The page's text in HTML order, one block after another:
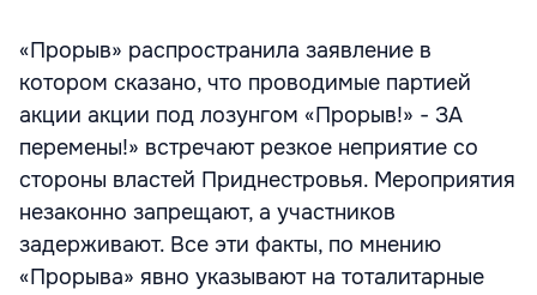
«Прорыв» распространила заявление в
котором сказано, что проводимые партией
акции акции под лозунгом «Прорыв!» - ЗА
перемены!» встречают резкое неприятие со
стороны властей Приднестровья. Мероприятия
незаконно запрещают, а участников
задерживают. Все эти факты, по мнению
«Прорыва» явно указывают на тоталитарные